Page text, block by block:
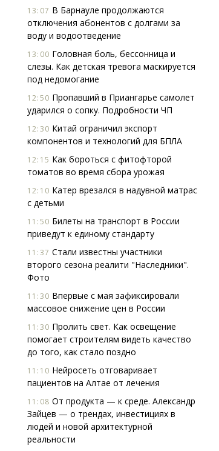
13:07 В Барнауле продолжаются
отключения абонентов с долгами за
воду и водоотведение
13:00 Головная боль, бессонница и
слезы. Как детская тревога маскируется
под недомогание
12:50 Пропавший в Приангарье самолет
ударился о сопку. Подробности ЧП
12:30 Китай ограничил экспорт
компонентов и технологий для БПЛА
12:15 Как бороться с фитофторой
томатов во время сбора урожая
12:10 Катер врезался в надувной матрас
с детьми
11:50 Билеты на транспорт в России
приведут к единому стандарту
11:37 Стали известны участники
второго сезона реалити "Наследники".
Фото
11:30 Впервые с мая зафиксировали
массовое снижение цен в России
11:30 Пролить свет. Как освещение
помогает строи­телям видеть качество
до того, как стало поздно
11:10 Нейросеть отговаривает
пациентов на Алтае от лечения
11:08 От продукта — к среде. Александр
Зайцев — о трендах, инвестициях в
людей и новой архитектурной
реальности